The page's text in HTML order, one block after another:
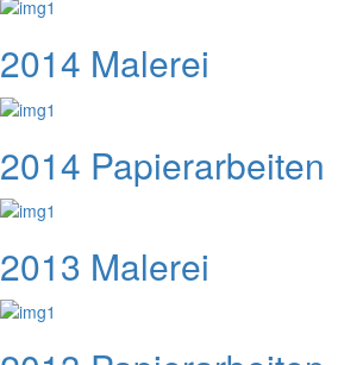
2014 Malerei
2014 Papierarbeiten
2013 Malerei